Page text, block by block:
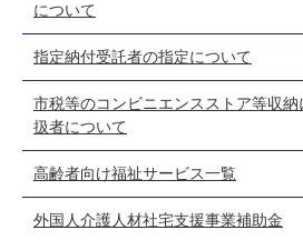
について
指定納付受託者の指定について
市税等のコンビニエンスストア等収
扱者について
高齢者向け福祉サービス一覧
外国人介護人材社宅支援事業補助金